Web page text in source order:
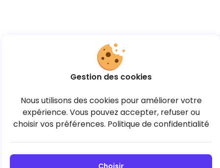
Gestion des cookies
Nous utilisons des cookies pour améliorer votre
expérience. Vous pouvez accepter, refuser ou
choisir vos préférences. Politique de confidentialité
Choisir